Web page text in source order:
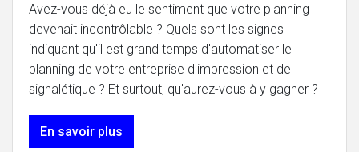
Avez-vous déjà eu le sentiment que votre planning
devenait incontrôlable ? Quels sont les signes
indiquant qu'il est grand temps d'automatiser le
planning de votre entreprise d'impression et de
signalétique ? Et surtout, qu'aurez-vous à y gagner ?
En savoir plus